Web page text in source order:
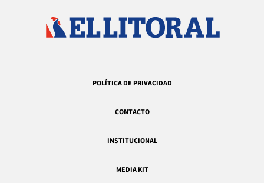
POLÍTICA DE PRIVACIDAD
CONTACTO
INSTITUCIONAL
MEDIA KIT